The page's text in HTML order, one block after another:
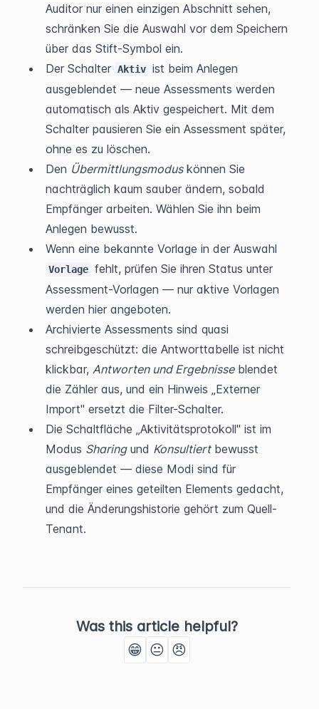
Auditor nur einen einzigen Abschnitt sehen,
schränken Sie die Auswahl vor dem Speichern
über das Stift-Symbol ein.
Der Schalter Aktiv ist beim Anlegen
ausgeblendet — neue Assessments werden
automatisch als Aktiv gespeichert. Mit dem
Schalter pausieren Sie ein Assessment später,
ohne es zu löschen.
Den Übermittlungsmodus können Sie
nachträglich kaum sauber ändern, sobald
Empfänger arbeiten. Wählen Sie ihn beim
Anlegen bewusst.
Vorlage fehlt, prüfen Sie ihren Status unter
Assessment-Vorlagen — nur aktive Vorlagen
werden hier angeboten.
Archivierte Assessments sind quasi
schreibgeschützt: die Antworttabelle ist nicht
klickbar, Antworten und Ergebnisse blendet
die Zähler aus, und ein Hinweis „Externer
Import" ersetzt die Filter-Schalter.
Die Schaltfläche „Aktivitätsprotokoll" ist im
Modus Sharing und Konsultiert bewusst
ausgeblendet — diese Modi sind für
Empfänger eines geteilten Elements gedacht,
und die Änderungshistorie gehört zum Quell-
Tenant.
Was this article helpful?
😁 😐 😠